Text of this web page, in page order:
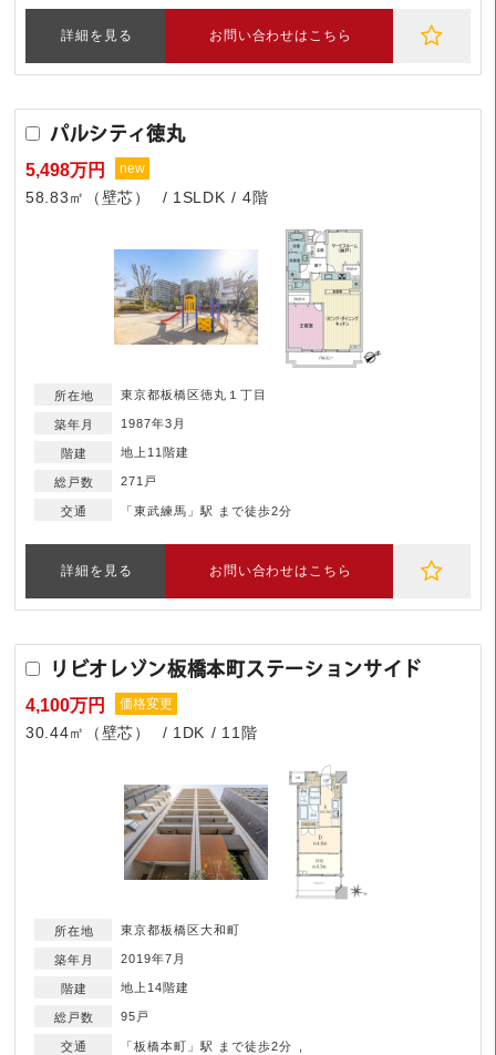
詳細を見る お問い合わせはこちら
パルシティ徳丸
5,498万円
new
58.83㎡（壁芯） 1SLDK 4階
東京都板橋区徳丸１丁目
1987年3月
地上11階建
271戸
「東武練馬」駅 まで徒歩2分
詳細を見る お問い合わせはこちら
リビオレゾン板橋本町ステーションサイド
4,100万円
価格変更
30.44㎡（壁芯） 1DK 11階
東京都板橋区大和町
2019年7月
地上14階建
95戸
「板橋本町」駅 まで徒歩2分